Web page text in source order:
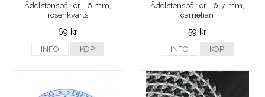
Ädelstenspärlor - 6 mm,
rosenkvarts
69 kr
INFO KÖP
Ädelstenspärlor - 6-7 mm,
carnelian
59 kr
INFO KÖP